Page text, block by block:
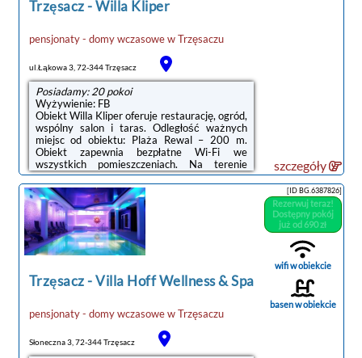
noclegi Trzęsacz
Trzęsacz-Willa Kliper
pensjonaty - domy wczasowewTrzęsaczu
ul.Łąkowa 3, 72-344 Trzęsacz
Posiadamy: 20 pokoi
Wyżywienie: FB
Obiekt Willa Kliper oferuje restaurację, ogród,
wspólny salon i taras. Odległość ważnych
miejsc od obiektu: Plaża Rewal – 200 m.
Obiekt zapewnia bezpłatne Wi-Fi we
wszystkich pomieszczeniach. Na terenie
obiektu dostępny jest też prywatny
parking.Do dyspozycji Gości jest w pełni
wyposażona prywatna łazienka z prysznicem
i suszarką do włosów.Na miejscu serwowane
jest śniadanie w formie bufetu.Na miejscu
dostępny jest plac zabaw, a w okolicy panują
doskonałe warunki do uprawiania jazdy na
obiektu: Promenada Gwiazd w
Międzyzdrojach – ...
szczegóły
Trzęsacz-Villa Hoff Wellness & Spa
pensjonaty - domy wczasowewTrzęsaczu
Słoneczna 3, 72-344 Trzęsacz
[ID BG.6387826]
Rezerwuj teraz!
Dostępny pokój
już od 690 zł
wifi w obiekcie
basen w obiekcie